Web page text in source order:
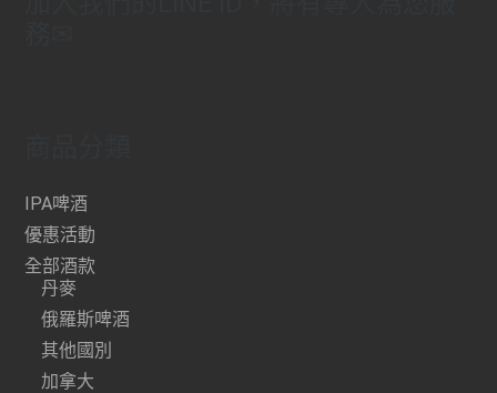
IPA啤酒
優惠活動
全部酒款
丹麥
俄羅斯啤酒
其他國別
加拿大